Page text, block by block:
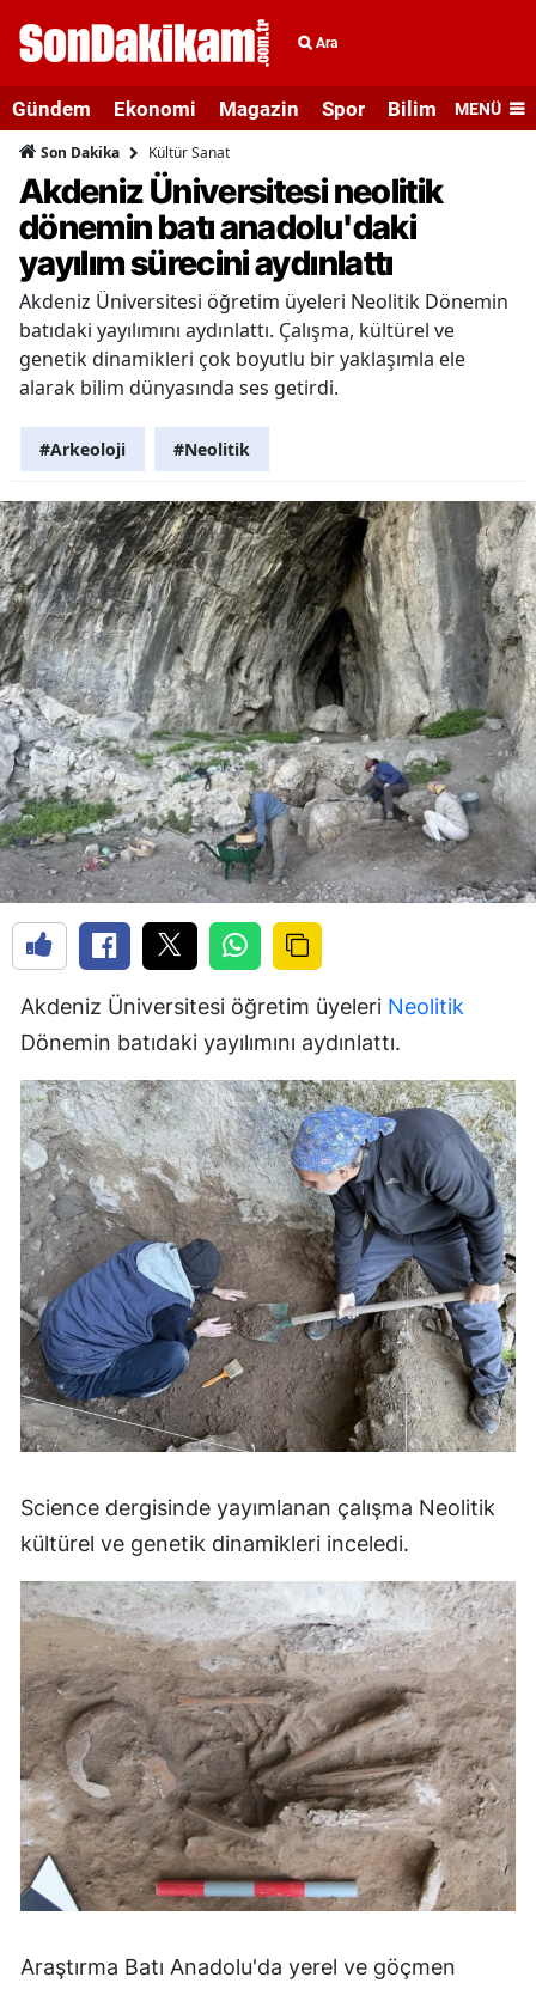
Ara
Gündem Ekonomi Magazin Spor Bilim veMENÜ
Son Dakika Kültür Sanat
Akdeniz Üniversitesi neolitik
dönemin batı anadolu'daki
yayılım sürecini aydınlattı
Akdeniz Üniversitesi öğretim üyeleri Neolitik Dönemin
batıdaki yayılımını aydınlattı. Çalışma, kültürel ve
genetik dinamikleri çok boyutlu bir yaklaşımla ele
alarak bilim dünyasında ses getirdi.
#Arkeoloji #Neolitik
Akdeniz Üniversitesi öğretim üyeleri Neolitik
Dönemin batıdaki yayılımını aydınlattı.
Science dergisinde yayımlanan çalışma Neolitik
kültürel ve genetik dinamikleri inceledi.
Araştırma Batı Anadolu'da yerel ve göçmen